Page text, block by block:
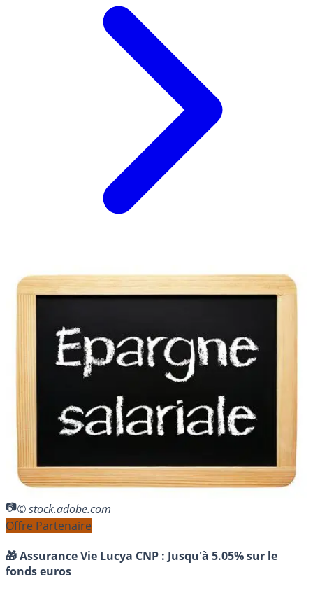
© stock.adobe.com
Offre Partenaire
🎁 Assurance Vie Lucya CNP : Jusqu'à 5.05% sur le
fonds euros